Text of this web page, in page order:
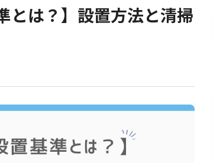
とは？】設置方法と清掃